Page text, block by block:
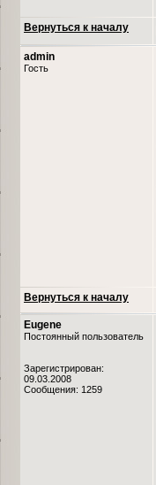
Вернуться к началу
admin
Гость
Вернуться к началу
Eugene
Постоянный пользователь
Зарегистрирован:
09.03.2008
Сообщения: 1259